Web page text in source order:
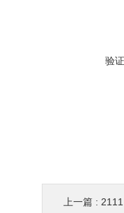
验
上一篇 :